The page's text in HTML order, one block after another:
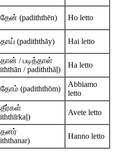
(padiththēn) Ho letto
(padiththāy) Hai letto
/ படித்தாள்
/ padiththāḷ)
Ha letto
(padiththōm)
Abbiamo
letto
Avete letto
Hanno letto